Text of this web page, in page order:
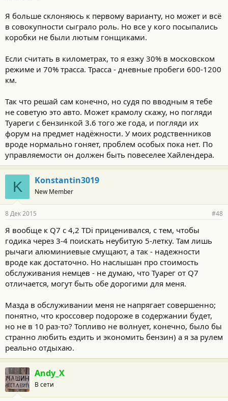
Я больше склоняюсь к первому варианту, но может и всё
в совокупности сыграло роль. Но все у кого посыпались
коробки не были лютым гонщиками.
Если считать в километрах, то я езжу 30% в московском
режиме и 70% трасса. Трасса - дневные пробеги 600-1200
км.
Так что решай сам конечно, но судя по вводным я тебе
не советую это авто. Может крамолу скажу, но погляди
Туареги с бензинкой 3.6 того же года, и погляди их
форум на предмет надёжности. У моих родственников
вроде нормально гоняет, проблем особых пока нет. По
управляемости он должен быть повеселее Хайлендера.
K Konstantin3019
New Member
8 Дек 2015 #48
Я вообще к Q7 с 4,2 TDi приценивался, с тем, чтобы
годика через 3-4 поискать неубитую 5-летку. Там лишь
рычаги алюминиевые смущают, а так - надежности
вроде как достаточно. Но наслышан про стоимость
обслуживания немцев - не думаю, что Туарег от Q7
отличается, могут быть обе дорогими для меня.
Мазда в обслуживании меня не напрягает совершенно;
понятно, что кроссовер подороже в содержании будет,
но не в 10 раз-то? Топливо не волнует, конечно, было бы
странно любить ездить и экономить бензин) а я за рулем
реально отдыхаю.
Andy_X
В сети